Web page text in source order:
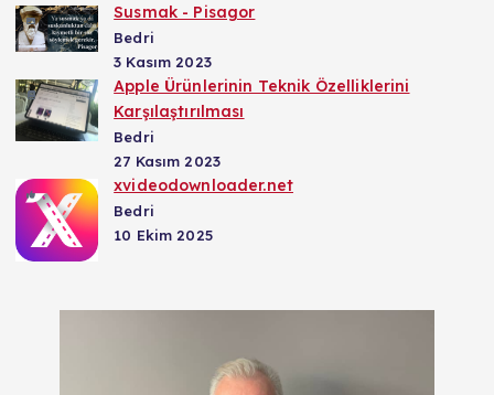
Susmak - Pisagor
Bedri
3 Kasım 2023
Apple Ürünlerinin Teknik Özelliklerini
Karşılaştırılması
Bedri
27 Kasım 2023
xvideodownloader.net
Bedri
10 Ekim 2025